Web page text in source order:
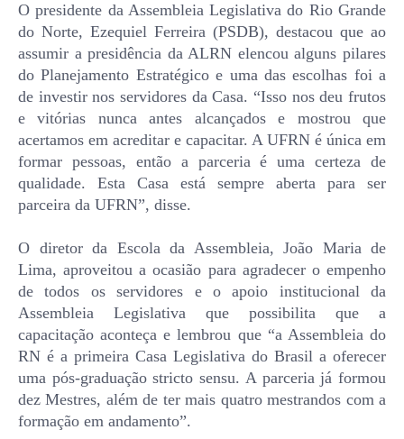
O presidente da Assembleia Legislativa do Rio Grande
do Norte, Ezequiel Ferreira (PSDB), destacou que ao
assumir a presidência da ALRN elencou alguns pilares
do Planejamento Estratégico e uma das escolhas foi a
de investir nos servidores da Casa. “Isso nos deu frutos
e vitórias nunca antes alcançados e mostrou que
acertamos em acreditar e capacitar. A UFRN é única em
formar pessoas, então a parceria é uma certeza de
qualidade. Esta Casa está sempre aberta para ser
parceira da UFRN”, disse.
O diretor da Escola da Assembleia, João Maria de
Lima, aproveitou a ocasião para agradecer o empenho
de todos os servidores e o apoio institucional da
Assembleia Legislativa que possibilita que a
capacitação aconteça e lembrou que “a Assembleia do
RN é a primeira Casa Legislativa do Brasil a oferecer
uma pós-graduação stricto sensu. A parceria já formou
dez Mestres, além de ter mais quatro mestrandos com a
formação em andamento”.